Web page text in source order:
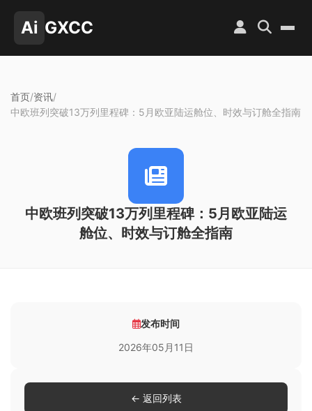
Ai GXCC
首页/资讯/
中欧班列突破13万列里程碑：5月欧亚陆运舱位、时效与订舱全指南
中欧班列突破13万列里程碑：5月欧亚陆运
舱位、时效与订舱全指南
发布时间
2026年05月11日
← 返回列表